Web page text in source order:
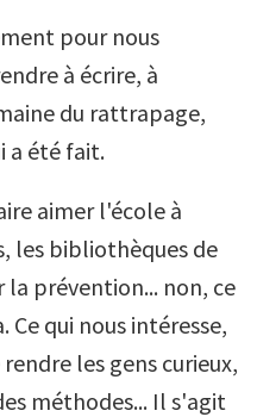
pour nous
à écrire, à
du rattrapage,
a été fait.
aimer l'école à
les bibliothèques de
prévention... non, ce
qui nous intéresse,
les gens curieux,
méthodes... Il s'agit